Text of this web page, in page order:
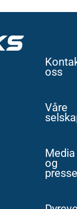
oss
Våre
Media
og
presse